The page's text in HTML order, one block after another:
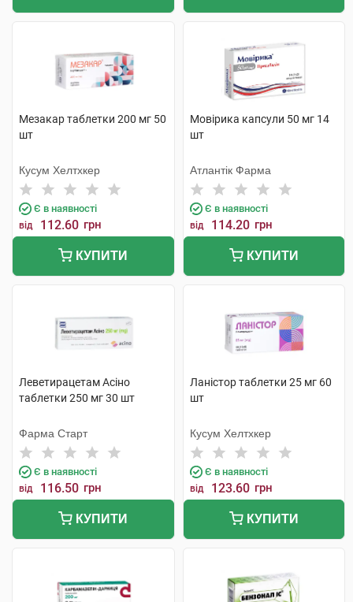
Мезакар таблетки 200 мг 50
шт
Кусум Хелтхкер
Є в наявності
від 112.60 грн
КУПИТИ
Мовірика капсули 50 мг 14
шт
Атлантік Фарма
Є в наявності
від 114.20 грн
КУПИТИ
Леветирацетам Асіно
таблетки 250 мг 30 шт
Фарма Старт
Є в наявності
від 116.50 грн
КУПИТИ
Ланістор таблетки 25 мг 60
шт
Кусум Хелтхкер
Є в наявності
від 123.60 грн
КУПИТИ